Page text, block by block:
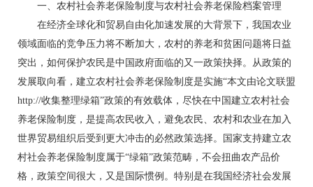
一、农村社会养老保险制度与农村社会养老保险档案管理
在经济全球化和贸易自由化加速发展的大背景下，我国农业
领域面临的竞争压力将不断加大，农村的养老和贫困问题将日益
突出，如何保护农民是中国政府面临的又一政策抉择。从政策的
发展取向看，建立农村社会养老保险制度是实施“本文由论文联盟
http://收集整理绿箱”政策的有效载体，尽快在中国建立农村社会
养老保险制度，是提高农民收入，避免农民、农村和农业在加入
世界贸易组织后受到更大冲击的必然政策选择。国家支持建立农
村社会养老保险制度属于“绿箱”政策范畴，不会扭曲农产品价
格，政策空间很大，又是国际惯例。特别是在我国经济社会发展